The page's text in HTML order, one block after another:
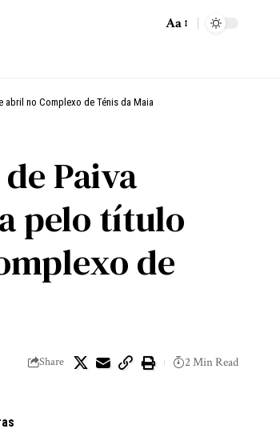
Aa
abril no Complexo de Ténis da Maia
Paiva
pelo título
de
Share 2 Min Read